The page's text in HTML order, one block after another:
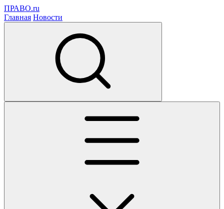
ПРАВО.ru
Главная Новости